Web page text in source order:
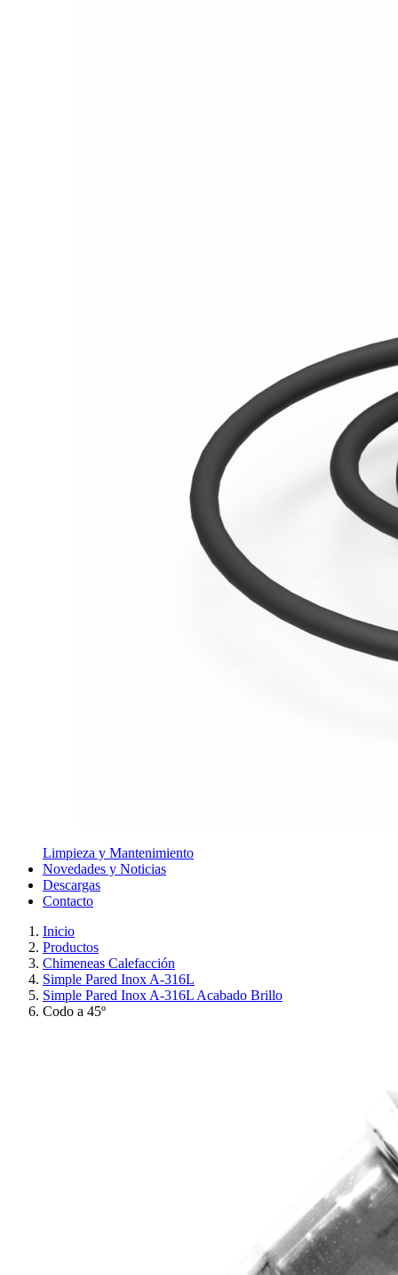
Limpieza y Mantenimiento
Novedades y Noticias
Descargas
Contacto
Inicio
Productos
Chimeneas Calefacción
Simple Pared Inox A-316L
Simple Pared Inox A-316L Acabado Brillo
Codo a 45º